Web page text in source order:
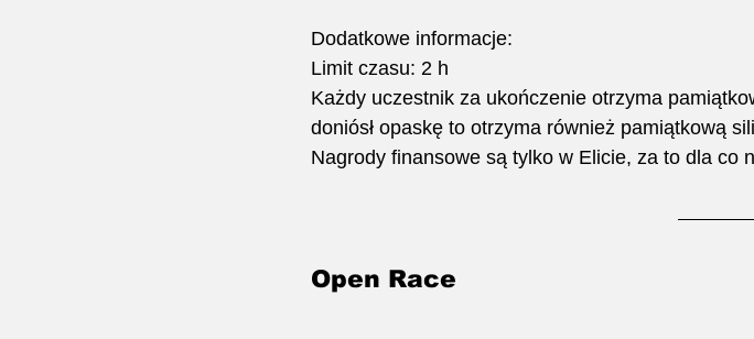
Dodatkowe informacje:
Limit czasu: 2 h
Każdy uczestnik za ukończenie otrzyma
doniósł opaskę to otrzyma również pamiątkową
Nagrody finansowe są tylko w Elicie, za to dla co
Open Race